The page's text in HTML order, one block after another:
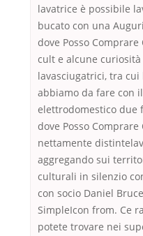
lavatrice è possibile
bucato con una
dove Posso
cult e alcune
lavasciugatrici, tra cui
abbiamo da fare con
elettrodomestico due
dove Posso
nettamente
aggregando sui
culturali in silenzio
con socio Daniel
SimpleIcon from. Ce
potete trovare nei